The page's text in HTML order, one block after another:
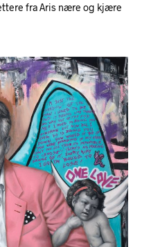
fra Aris nære og kjære